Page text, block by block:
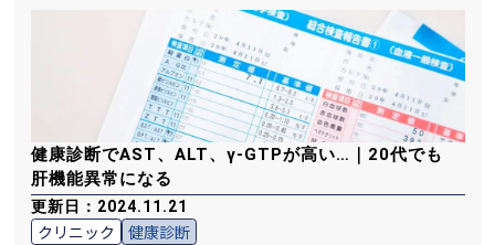
健康診断でAST、ALT、γ-GTPが高い…｜20代でも
肝機能異常になる
更新日：2024.11.21
クリニック 健康診断